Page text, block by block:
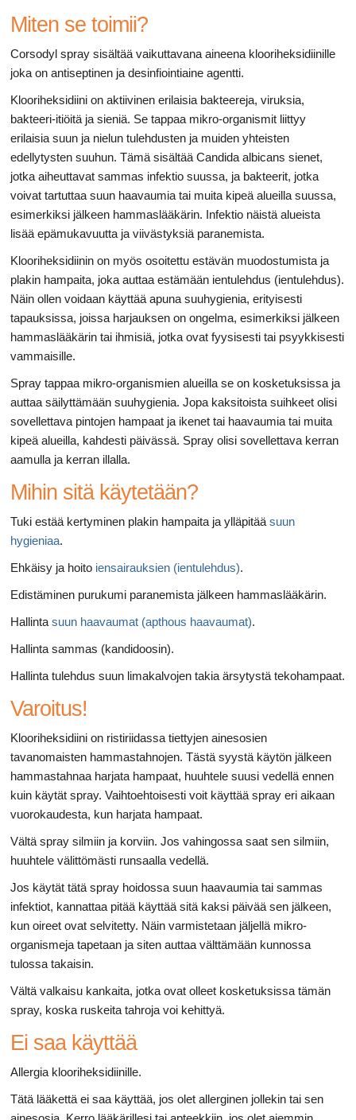
Miten se toimii?
Corsodyl spray sisältää vaikuttavana aineena klooriheksidiinille
joka on antiseptinen ja desinfiointiaine agentti.
Klooriheksidiini on aktiivinen erilaisia ​​bakteereja, viruksia,
bakteeri-itiöitä ja sieniä. Se tappaa mikro-organismit liittyy
erilaisia ​​suun ja nielun tulehdusten ja muiden yhteisten
edellytysten suuhun. Tämä sisältää Candida albicans sienet,
jotka aiheuttavat sammas infektio suussa, ja bakteerit, jotka
voivat tartuttaa suun haavaumia tai muita kipeä alueilla suussa,
esimerkiksi jälkeen hammaslääkärin. Infektio näistä alueista
lisää epämukavuutta ja viivästyksiä paranemista.
Klooriheksidiinin on myös osoitettu estävän muodostumista ja
plakin hampaita, joka auttaa estämään ientulehdus (ientulehdus).
Näin ollen voidaan käyttää apuna suuhygienia, erityisesti
tapauksissa, joissa harjauksen on ongelma, esimerkiksi jälkeen
hammaslääkärin tai ihmisiä, jotka ovat fyysisesti tai psyykkisesti
vammaisille.
Spray tappaa mikro-organismien alueilla se on kosketuksissa ja
auttaa säilyttämään suuhygienia. Jopa kaksitoista suihkeet olisi
sovellettava pintojen hampaat ja ikenet tai haavaumia tai muita
kipeä alueilla, kahdesti päivässä. Spray olisi sovellettava kerran
aamulla ja kerran illalla.
Mihin sitä käytetään?
Tuki estää kertyminen plakin hampaita ja ylläpitää suun
hygieniaa.
Ehkäisy ja hoito iensairauksien (ientulehdus).
Edistäminen purukumi paranemista jälkeen hammaslääkärin.
Hallinta suun haavaumat (apthous haavaumat).
Hallinta sammas (kandidoosin).
Hallinta tulehdus suun limakalvojen takia ärsytystä tekohampaat.
Varoitus!
Klooriheksidiini on ristiriidassa tiettyjen ainesosien
tavanomaisten hammastahnojen. Tästä syystä käytön jälkeen
hammastahnaa harjata hampaat, huuhtele suusi vedellä ennen
kuin käytät spray. Vaihtoehtoisesti voit käyttää spray eri aikaan
vuorokaudesta, kun harjata hampaat.
Vältä spray silmiin ja korviin. Jos vahingossa saat sen silmiin,
huuhtele välittömästi runsaalla vedellä.
Jos käytät tätä spray hoidossa suun haavaumia tai sammas
infektiot, kannattaa pitää käyttää sitä kaksi päivää sen jälkeen,
kun oireet ovat selvitetty. Näin varmistetaan jäljellä mikro-
organismeja tapetaan ja siten auttaa välttämään kunnossa
tulossa takaisin.
Vältä valkaisu kankaita, jotka ovat olleet kosketuksissa tämän
spray, koska ruskeita tahroja voi kehittyä.
Ei saa käyttää
Allergia klooriheksidiinille.
Tätä lääkettä ei saa käyttää, jos olet allerginen jollekin tai sen